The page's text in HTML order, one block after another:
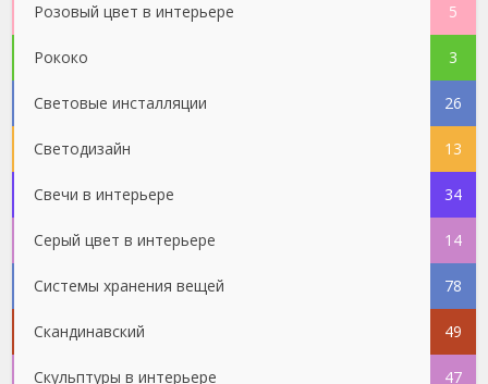
Розовый цвет в интерьере 5
Рококо 3
Световые инсталляции 26
Светодизайн 13
Свечи в интерьере 34
Серый цвет в интерьере 14
Системы хранения вещей 78
Скандинавский 49
Скульптуры в интерьере 47